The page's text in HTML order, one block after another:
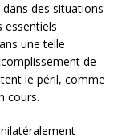
des situations
essentiels
une telle
de
le péril, comme
cours.